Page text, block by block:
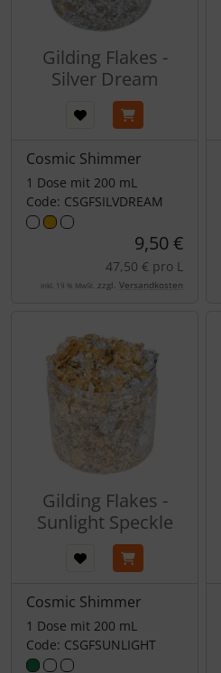
Gilding Flakes -
Silver Dream
Cosmic Shimmer
1 Dose mit 200 mL
Code: CSGFSILVDREAM
9,50 €
47,50 € pro L
inkl. 19 % MwSt. zzgl. Versandkosten
Gilding Flakes -
Sunlight Speckle
Cosmic Shimmer
1 Dose mit 200 mL
Code: CSGFSUNLIGHT